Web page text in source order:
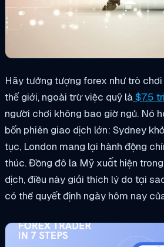
Hãy tưởng tượng forex như trò
thế giới, ngoài trừ việc quỹ là$7.5
người chơi không bao giờ ngủ. Nó
bốn phiên giao dịch lớn: Sydney
tục, London mang lại hành động
thúc. Đồng đô la Mỹ xuất hiện
dịch, điều này giải thích lý do tại
có thể quyết định ngày hôm nay